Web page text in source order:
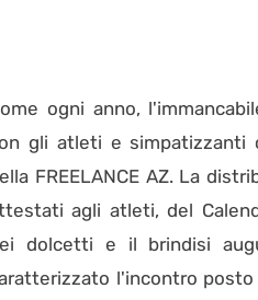
ogni anno,
gli atleti e simpatizzanti
FREELANCE AZ. La
agli atleti, del
dolcetti e il brindisi
l'incontro posto